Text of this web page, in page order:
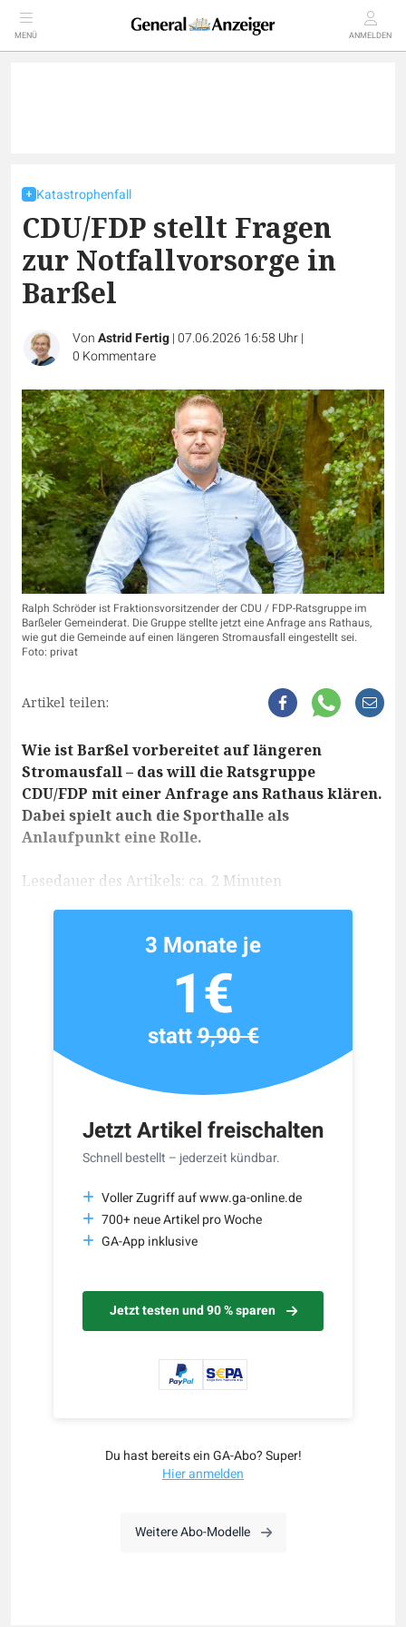
MENÜ ANMELDEN
Katastrophenfall
CDU/FDP stellt Fragen
zur Notfallvorsorge in
Barßel
VonAstrid Fertig|07.06.2026 16:58 Uhr|
0 Kommentare
Ralph Schröder ist Fraktionsvorsitzender der CDU / FDP-Ratsgruppe im
Barßeler Gemeinderat. Die Gruppe stellte jetzt eine Anfrage ans Rathaus,
wie gut die Gemeinde auf einen längeren Stromausfall eingestellt sei.
Foto: privat
Artikel teilen:
Wie ist Barßel vorbereitet auf längeren
Stromausfall – das will die Ratsgruppe
CDU/FDP mit einer Anfrage ans Rathaus klären.
Dabei spielt auch die Sporthalle als
Anlaufpunkt eine Rolle.
Lesedauer des Artikels: ca. 2 Minuten
Jetzt Artikel freischalten
Schnell bestellt – jederzeit kündbar.
Voller Zugriff auf www.ga-online.de
700+ neue Artikel pro Woche
GA-App inklusive
Jetzt testen und 90 % sparen
3 Monate je
1€
statt9,90 €
Du hast bereits ein GA-Abo? Super!
Hier anmelden
Weitere Abo-Modelle